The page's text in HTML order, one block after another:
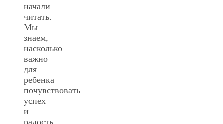
начали
читать.
Мы
знаем,
насколько
важно
для
ребенка
почувствовать
успех
и
радость